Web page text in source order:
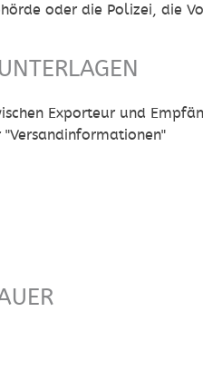
oder die Polizei, die
Exporteur und